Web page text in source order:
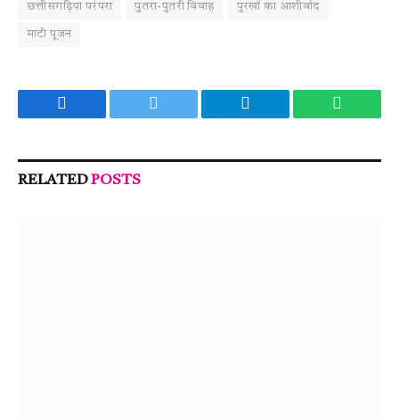
छत्तीसगढ़िया परंपरा पुतरा-पुतरी विवाह पुरखों का आशीर्वाद
माटी पूजन
Facebook Twitter Telegram
RELATEDPOSTS